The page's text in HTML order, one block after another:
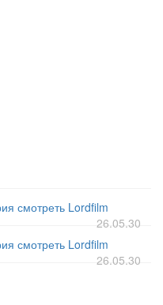
смотреть Lordfilm
26.05.30
смотреть Lordfilm
26.05.30